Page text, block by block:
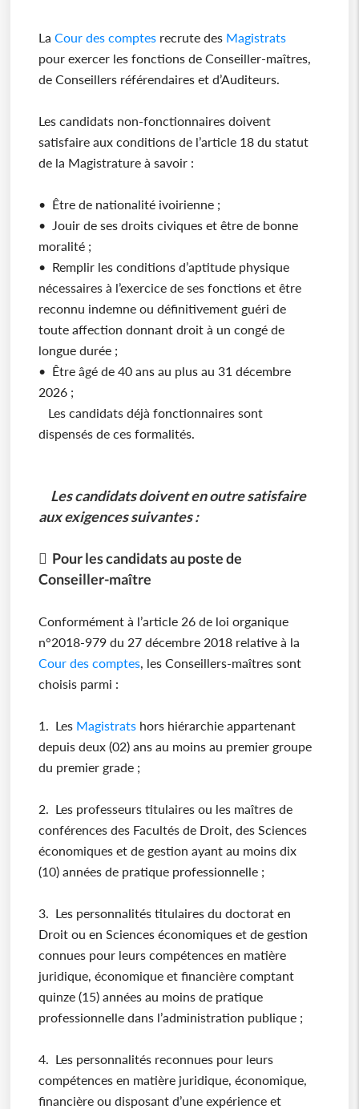
La Cour des comptesrecrute des Magistrats
pour exercer les fonctions de Conseiller-maîtres,
de Conseillers référendaires et d’Auditeurs.
Les candidats non-fonctionnaires doivent
satisfaire aux conditions de l’article 18 du statut
de la Magistrature à savoir :
• Être de nationalité ivoirienne ;
• Jouir de ses droits civiques et être de bonne
moralité ;
• Remplir les conditions d’aptitude physique
nécessaires à l’exercice de ses fonctions et être
reconnu indemne ou définitivement guéri de
toute affection donnant droit à un congé de
longue durée ;
• Être âgé de 40 ans au plus au 31 décembre
2026 ;
Les candidats déjà fonctionnaires sont
dispensés de ces formalités.
Les candidats doivent en outre satisfaire
aux exigences suivantes :
 Pour les candidats au poste de
Conseiller-maître
Conformément à l’article 26 de loi organique
n°2018-979 du 27 décembre 2018 relative à la
Cour des comptes, les Conseillers-maîtres sont
choisis parmi :
1. Les Magistratshors hiérarchie appartenant
depuis deux (02) ans au moins au premier groupe
du premier grade ;
2. Les professeurs titulaires ou les maîtres de
conférences des Facultés de Droit, des Sciences
économiques et de gestion ayant au moins dix
(10) années de pratique professionnelle ;
3. Les personnalités titulaires du doctorat en
Droit ou en Sciences économiques et de gestion
connues pour leurs compétences en matière
juridique, économique et financière comptant
quinze (15) années au moins de pratique
professionnelle dans l’administration publique ;
4. Les personnalités reconnues pour leurs
compétences en matière juridique, économique,
financière ou disposant d’une expérience et